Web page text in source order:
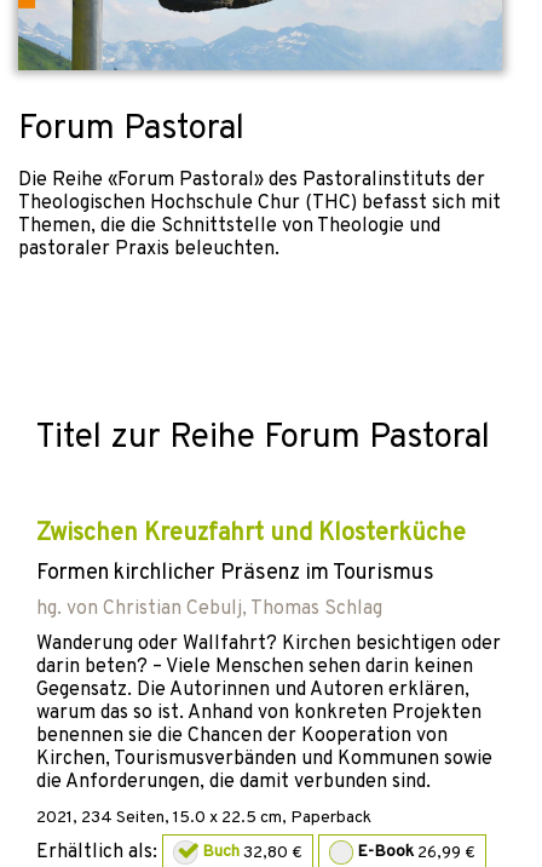
Forum Pastoral
Die Reihe «Forum Pastoral» des Pastoralinstituts der
Theologischen Hochschule Chur (THC) befasst sich mit
Themen, die die Schnittstelle von Theologie und
pastoraler Praxis beleuchten.
Titel zur Reihe Forum Pastoral
Zwischen Kreuzfahrt und Klosterküche
Formen kirchlicher Präsenz im Tourismus
hg. von Christian Cebulj, Thomas Schlag
Wanderung oder Wallfahrt? Kirchen besichtigen oder
darin beten? – Viele Menschen sehen darin keinen
Gegensatz. Die Autorinnen und Autoren erklären,
warum das so ist. Anhand von konkreten Projekten
benennen sie die Chancen der Kooperation von
Kirchen, Tourismusverbänden und Kommunen sowie
die Anforderungen, die damit verbunden sind.
2021, 234 Seiten, 15.0 x 22.5 cm, Paperback
Erhältlich als: Buch32,80 € E-Book 26,99 €